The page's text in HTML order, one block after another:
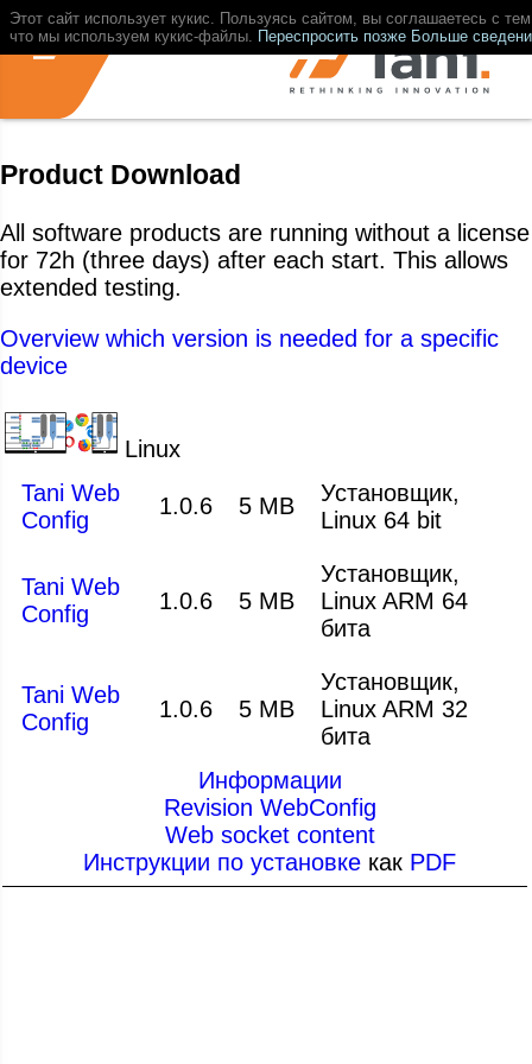
Этот сайт использует кукис. Пользуясь сайтом, вы соглашаетесь с
что мы используем кукис-файлы. Переспросить позже Больше
Product Download
All software products are running without a license
for 72h (three days) after each start. This allows
extended testing.
Overview which version is needed for a specific
device
Linux
Tani Web
Config
1.0.6 5 MB
Установщик,
Linux 64 bit
Tani Web
Config
1.0.6 5 MB
Установщик,
Linux ARM 64
бита
Tani Web
Config
1.0.6 5 MB
Установщик,
Linux ARM 32
бита
Информации
Revision WebConfig
Web socket content
Инструкции по установке как PDF